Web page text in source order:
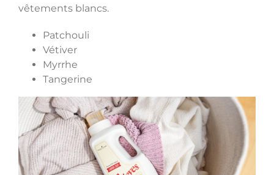
vêtements blancs.
Patchouli
Vétiver
Myrrhe
Tangerine